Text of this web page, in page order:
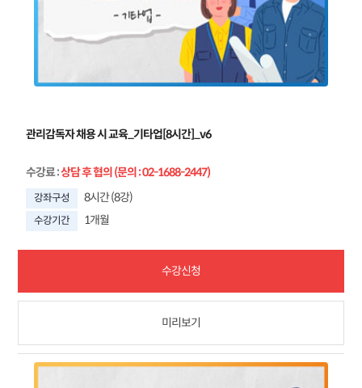
관리감독자 채용 시 교육_기타업[8시간]_v6
수강료:상담 후 협의 (문의 : 02-1688-2447)
강좌구성 8시간 (8강)
수강기간 1개월
수강신청
미리보기